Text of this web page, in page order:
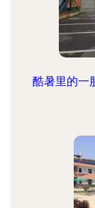
酷暑里的一